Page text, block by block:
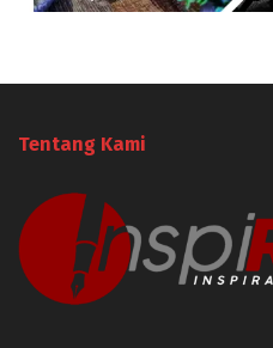
Tentang Kami